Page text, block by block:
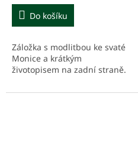
Do košíku
Záložka s modlitbou ke svaté
Monice a krátkým
životopisem na zadní straně.